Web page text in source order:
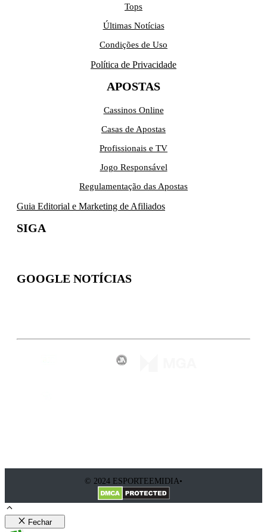
Tops
Últimas Notícias
Condições de Uso
Política de Privacidade
APOSTAS
Cassinos Online
Casas de Apostas
Profissionais e TV
Jogo Responsável
Regulamentação das Apostas
Guia Editorial e Marketing de Afiliados
SIGA
GOOGLE NOTÍCIAS
© 2024 ESPORTEEMIDIA•
Fechar